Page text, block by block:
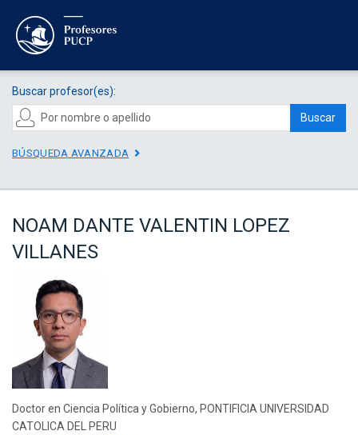
Buscar profesor(es):
Buscar
BÚSQUEDA AVANZADA
NOAM DANTE VALENTIN LOPEZ
VILLANES
Doctor en Ciencia Política y Gobierno, PONTIFICIA UNIVERSIDAD
CATOLICA DEL PERU